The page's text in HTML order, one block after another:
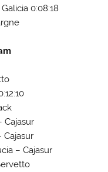
0:08:18
Cajasur
Cajasur
– Cajasur